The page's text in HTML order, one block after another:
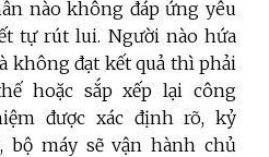
nào không đáp ứng yêu
tự rút lui. Người nào hứa
không đạt kết quả thì phải
hoặc sắp xếp lại công
được xác định rõ, kỷ
bộ máy sẽ vận hành chủ